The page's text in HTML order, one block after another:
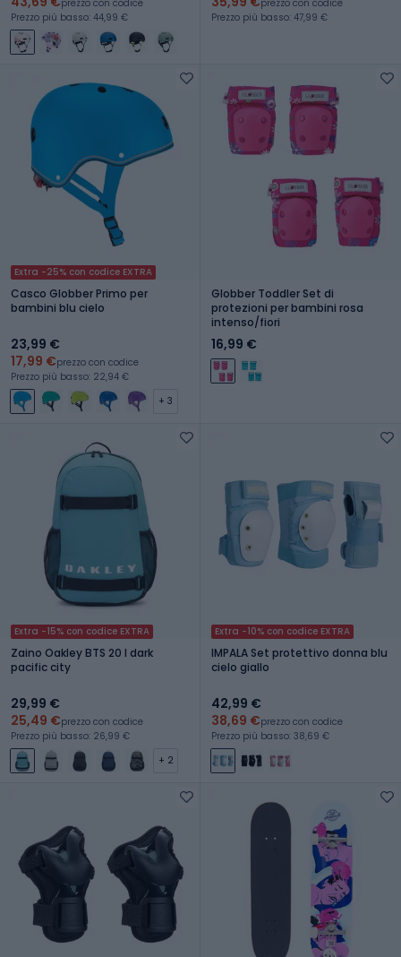
prezzo con codice
Prezzo più basso: 44,99 €
prezzo con codice
Prezzo più basso: 47,99 €
Extra -25% con codice EXTRA
Casco Globber Primo per
bambini blu cielo
23,99 €
17,99 €prezzo con codice
Prezzo più basso: 22,94 €
+ 3
Globber Toddler Set di
protezioni per bambini rosa
intenso/fiori
16,99 €
Extra -15% con codice EXTRA
Zaino Oakley BTS 20 l dark
pacific city
29,99 €
25,49 €prezzo con codice
Prezzo più basso: 26,99 €
+ 2
Extra -10% con codice EXTRA
IMPALA Set protettivo donna blu
cielo giallo
42,99 €
38,69 €prezzo con codice
Prezzo più basso: 38,69 €